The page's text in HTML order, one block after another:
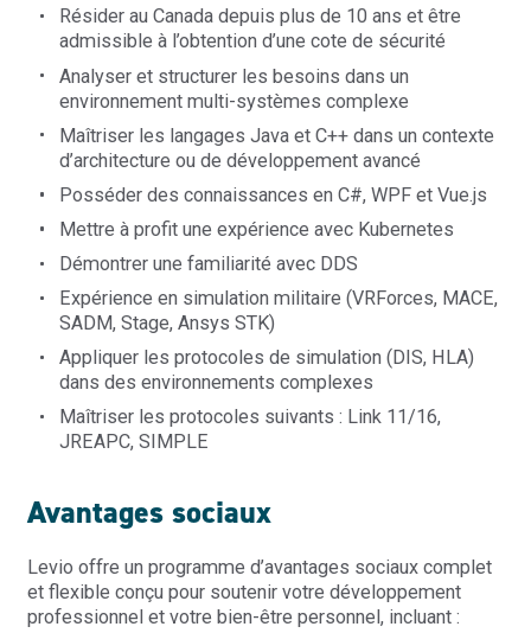
Résider au Canada depuis plus de 10 ans et être
admissible à l’obtention d’une cote de sécurité
Analyser et structurer les besoins dans un
environnement multi-systèmes complexe
Maîtriser les langages Java et C++ dans un contexte
d’architecture ou de développement avancé
Posséder des connaissances en C#, WPF et Vue.js
Mettre à profit une expérience avec Kubernetes
Démontrer une familiarité avec DDS
Expérience en simulation militaire (VRForces, MACE,
SADM, Stage,Ansys STK)
Appliquer les protocoles de simulation (DIS, HLA)
dans des environnements complexes
Maîtriser les protocoles suivants : Link 11/16,
JREAPC, SIMPLE
Avantages sociaux
Levio offre un programme d’avantages sociaux complet
et flexible conçu pour soutenir votre développement
professionnel et votre bien-être personnel, incluant :